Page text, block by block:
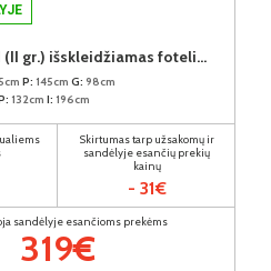
VIVA LOFT-III (II gr.) išskleidžiamas fotelis (Paros-04)
P: 145cm G: 98cm
132cm I: 196cm
Skirtumas tarp užsakomų ir
sandėlyje esančių prekių
kainų
- 31€
sandėlyje esančioms prekėms
319€